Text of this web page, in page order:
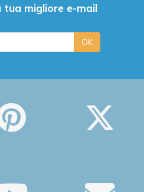
tua migliore e-mail
OK